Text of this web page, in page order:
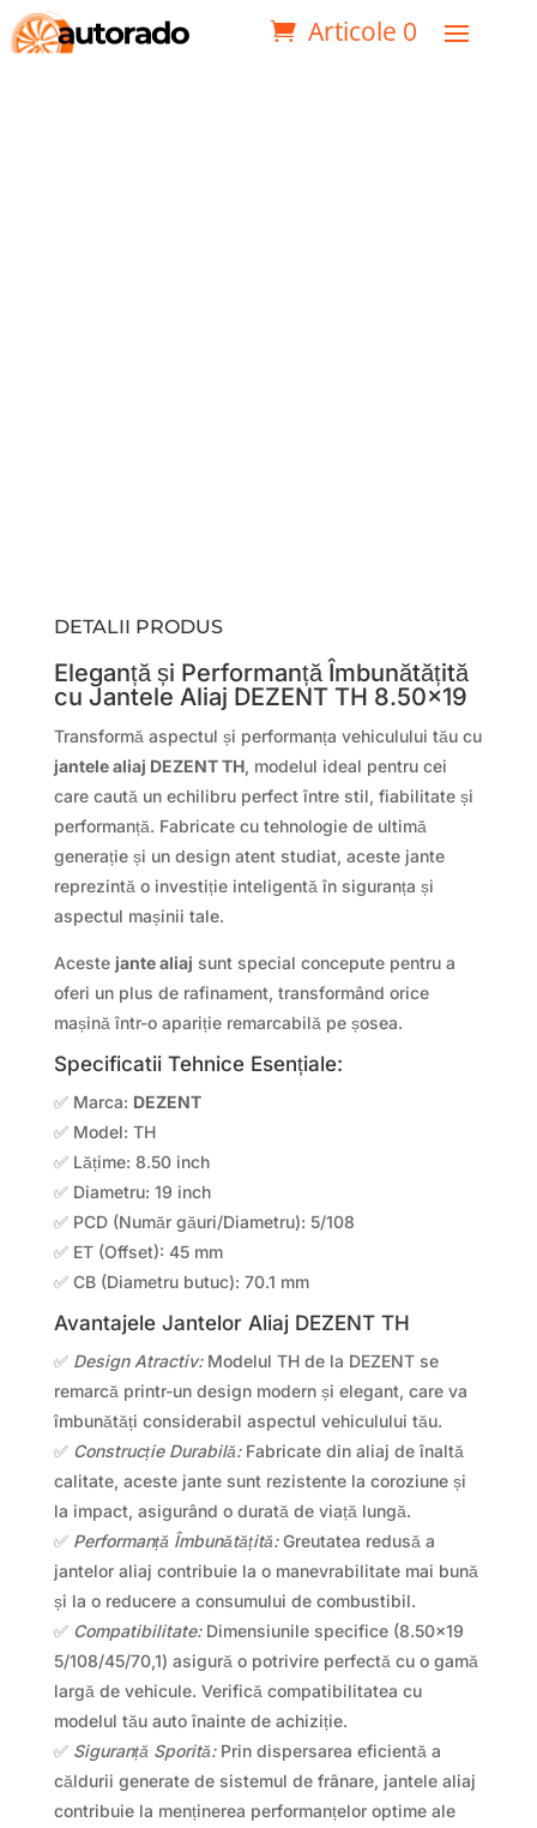
Articole 0
DETALII PRODUS
Eleganță și Performanță Îmbunătățită
cu Jantele Aliaj DEZENT TH 8.50×19
Transformă aspectul și performanța vehiculului tău cu
jantele aliaj DEZENT TH, modelul ideal pentru cei
care caută un echilibru perfect între stil, fiabilitate și
performanță. Fabricate cu tehnologie de ultimă
generație și un design atent studiat, aceste jante
reprezintă o investiție inteligentă în siguranța și
aspectul mașinii tale.
Aceste jante aliaj sunt special concepute pentru a
oferi un plus de rafinament, transformând orice
mașină într-o apariție remarcabilă pe șosea.
Specificatii Tehnice Esențiale:
✅ Marca: DEZENT
✅ Model: TH
✅ Lățime: 8.50 inch
✅ Diametru: 19 inch
✅ PCD (Număr găuri/Diametru): 5/108
✅ ET (Offset): 45 mm
✅ CB (Diametru butuc): 70.1 mm
Avantajele Jantelor Aliaj DEZENT TH
✅ Design Atractiv:Modelul TH de la DEZENT se
remarcă printr-un design modern și elegant, care va
îmbunătăți considerabil aspectul vehiculului tău.
✅ Construcție Durabilă:Fabricate din aliaj de înaltă
calitate, aceste jante sunt rezistente la coroziune și
la impact, asigurând o durată de viață lungă.
✅ Performanță Îmbunătățită:Greutatea redusă a
jantelor aliaj contribuie la o manevrabilitate mai bună
și la o reducere a consumului de combustibil.
✅ Compatibilitate:Dimensiunile specifice (8.50×19
5/108/45/70,1) asigură o potrivire perfectă cu o gamă
largă de vehicule. Verifică compatibilitatea cu
modelul tău auto înainte de achiziție.
✅ Siguranță Sporită:Prin dispersarea eficientă a
căldurii generate de sistemul de frânare, jantele aliaj
contribuie la menținerea performanțelor optime ale